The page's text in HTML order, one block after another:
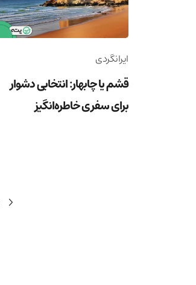
ایرانگردی
قشم یا چابهار: انتخابی دشوار
برای سفری خاطره‌انگیز